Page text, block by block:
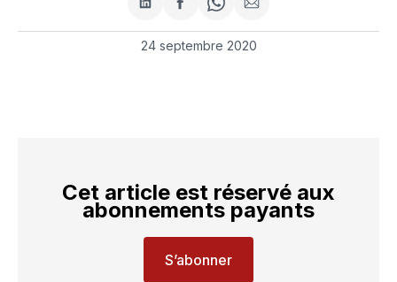
Partager
sur
LinkedIn
Partager
sur
Facebook
Share
on
WhatsApp
Partager
par
courriel
24 septembre 2020
Cet article est réservé aux
abonnements payants
S’abonner